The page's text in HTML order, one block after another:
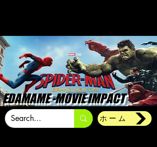
EDAMAME -MOVIE IMPACT
ホーム